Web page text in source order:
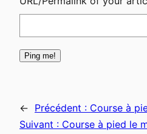
← Précédent : Course à
Suivant : Course à pied le